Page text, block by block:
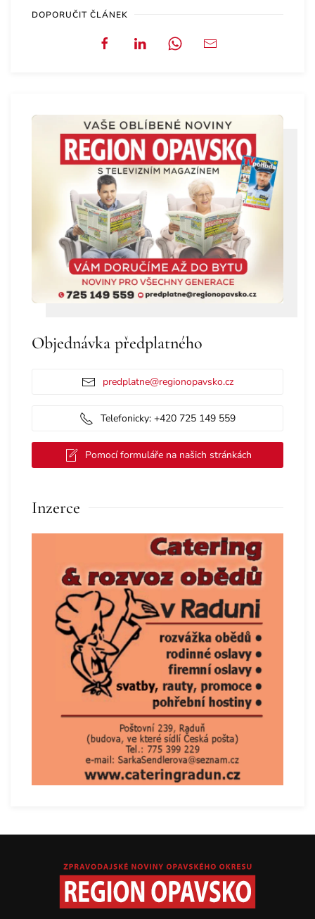
DOPORUČIT ČLÁNEK
Objednávka předplatného
predplatne@regionopavsko.cz
Telefonicky: +420 725 149 559
Pomocí formuláře na našich stránkách
Inzerce